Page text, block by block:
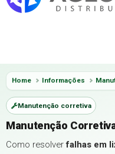
Home Informações
Manutenção corretiva
Manutenção
Como resolverfalhas em